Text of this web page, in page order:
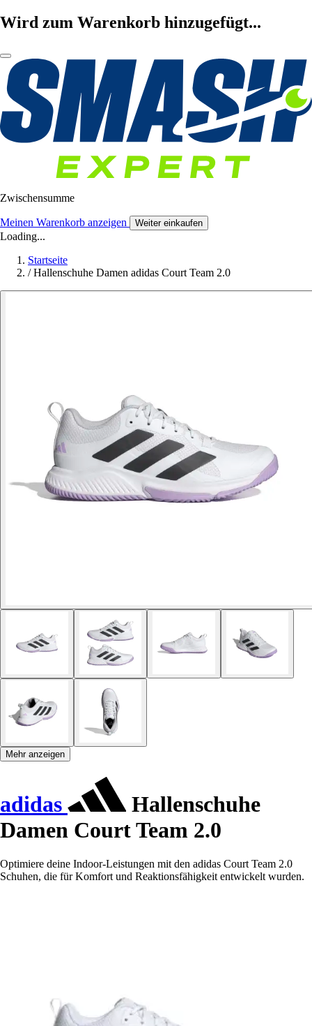
Wird zum Warenkorb hinzugefügt...
Zwischensumme
Meinen Warenkorb anzeigen Weiter einkaufen
Loading...
Startseite
/ Hallenschuhe Damen adidas Court Team 2.0
Mehr anzeigen
adidas
Hallenschuhe
Damen Court Team 2.0
Optimiere deine Indoor-Leistungen mit den adidas Court Team 2.0
Schuhen, die für Komfort und Reaktionsfähigkeit entwickelt wurden.